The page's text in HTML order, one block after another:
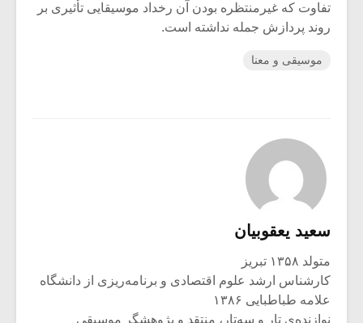
تفاوت که غیرمنتظره بودن آن رخداد موسیقایی تأثیری بر
روند پردازش جمله نداشته ‌است.
موسیقی و معنا
سعید یعقوبیان
متولد ۱۳۵۸ تبریز
کارشناس ارشد علوم اقتصادی و برنامه‌ریزی از دانشگاه
علامه طباطبایی ۱۳۸۶
نوازنده‌ی تار و سه‌تار، منتقد و پژوهشگر موسیقی